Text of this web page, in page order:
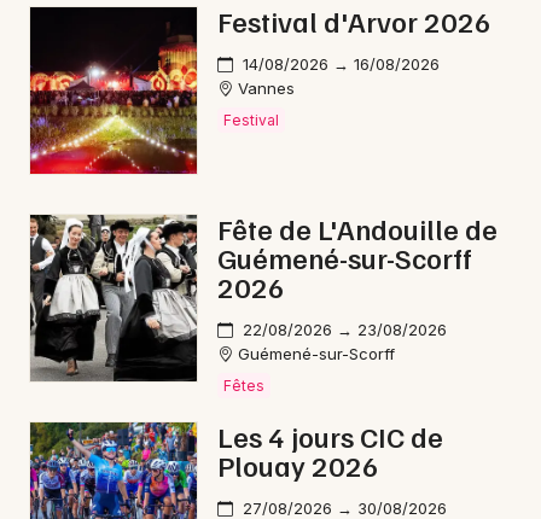
Festival d'Arvor 2026
14/08/2026 → 16/08/2026
Vannes
Festival
Fête de L'Andouille de
Guémené-sur-Scorff
2026
22/08/2026 → 23/08/2026
Guémené-sur-Scorff
Fêtes
Les 4 jours CIC de
Plouay 2026
27/08/2026 → 30/08/2026